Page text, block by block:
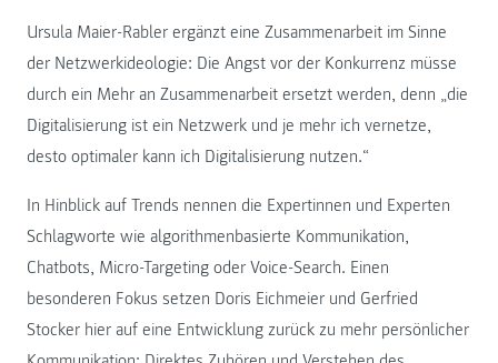
Ursula Maier-Rabler ergänzt eine Zusammenarbeit im Sinne
der Netzwerkideologie: Die Angst vor der Konkurrenz müsse
durch ein Mehr an Zusammenarbeit ersetzt werden, denn „die
Digitalisierung ist ein Netzwerk und je mehr ich vernetze,
desto optimaler kann ich Digitalisierung nutzen.“
In Hinblick auf Trends nennen die Expertinnen und Experten
Schlagworte wie algorithmenbasierte Kommunikation,
Chatbots, Micro-Targeting oder Voice-Search. Einen
besonderen Fokus setzen Doris Eichmeier und Gerfried
Stocker hier auf eine Entwicklung zurück zu mehr persönlicher